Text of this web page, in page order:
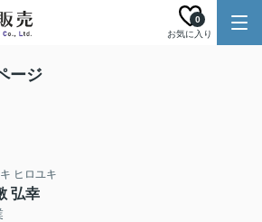
お気に入り
0
ージ
ヒロユキ
弘幸